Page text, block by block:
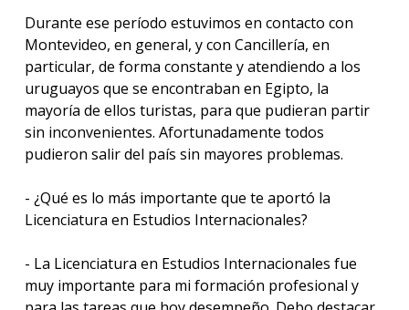
Durante ese período estuvimos en contacto con
Montevideo, en general, y con Cancillería, en
particular, de forma constante y atendiendo a los
uruguayos que se encontraban en Egipto, la
mayoría de ellos turistas, para que pudieran partir
sin inconvenientes. Afortunadamente todos
pudieron salir del país sin mayores problemas.
- ¿Qué es lo más importante que te aportó la
Licenciatura en Estudios Internacionales?
- La Licenciatura en Estudios Internacionales fue
muy importante para mi formación profesional y